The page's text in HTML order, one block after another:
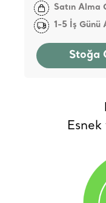
Satın Alma
1-5 İş Günü
Stoğa